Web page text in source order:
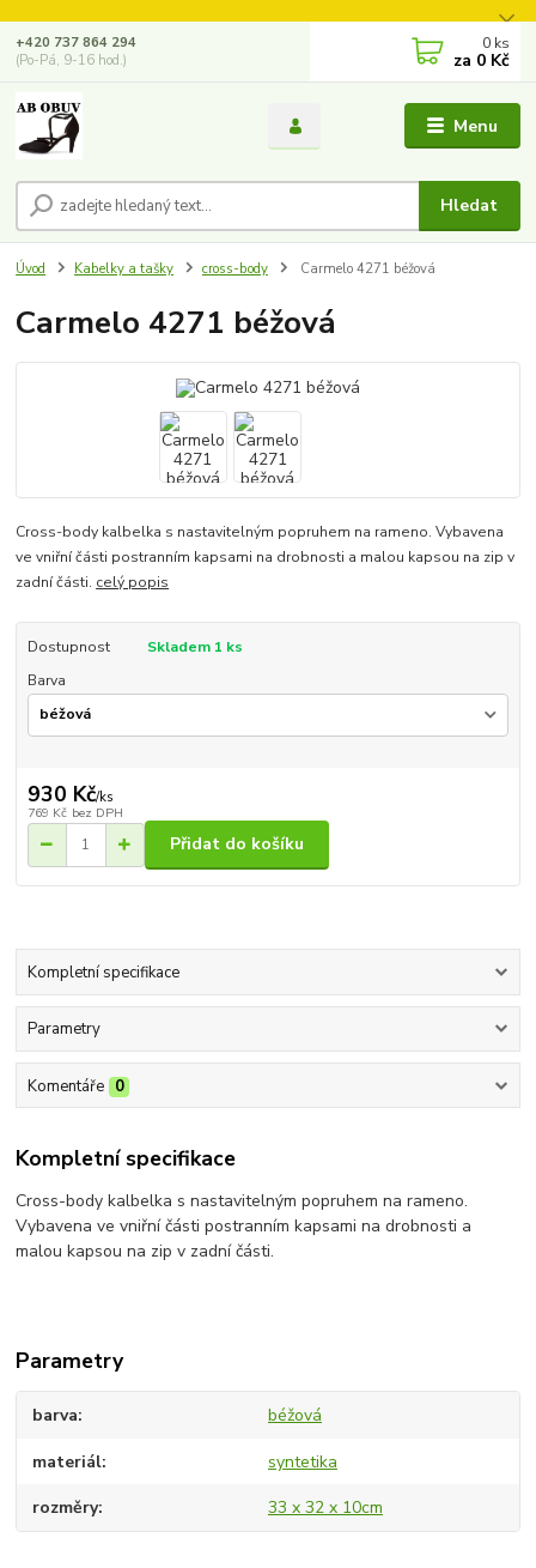
Menu
Hledat
+420 737 864 294
(Po-Pá, 9-16 hod.)
0 ks
za 0 Kč
Úvod Kabelky a tašky cross-body Carmelo 4271 béžová
Carmelo 4271 béžová
Cross-body kalbelka s nastavitelným popruhem na rameno. Vybavena
ve vniřní části postranním kapsami na drobnosti a malou kapsou na zip v
zadní části. celý popis
Dostupnost
Skladem 1 ks
Barva
930 Kč/ks
769 Kč bez DPH
Přidat do košíku
Kompletní specifikace
Parametry
Komentáře 0
Kompletní specifikace
Cross-body kalbelka s nastavitelným popruhem na rameno.
Vybavena ve vniřní části postranním kapsami na drobnosti a
malou kapsou na zip v zadní části.
Parametry
barva béžová
materiál syntetika
rozměry 33 x 32 x 10cm